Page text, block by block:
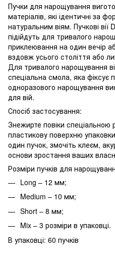
Пучки для нарощування
матеріалів, які ідентичні за
натуральним віям. Пучкові вії
підійдуть для тривалого
приклеювання на один вечір
вздовж усього століття або
Для тривалого нарощування
спеціальна смола, яка фіксує
одноразового нарощування
для вій.
Спосіб застосування:
Знежирте повіки спеціальною
пластикову поверхню упаковки
один пучок, змочіть клеєм,
основи зростання ваших
Розміри пучків для
Long – 12 мм;
Medium – 10 мм;
Short – 8 мм;
Mix – 3 розміри в упаковці.
В упаковці: 60 пучків